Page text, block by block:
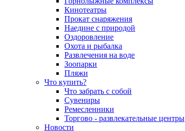
Кинотеатры
Прокат снаряжения
Наедине с природой
Оздоровление
Охота и рыбалка
Развлечения на воде
Зоопарки
Пляжи
Что купить?
Что забрать с собой
Сувениры
Ремесленники
Торгово - развлекательные центры
Новости